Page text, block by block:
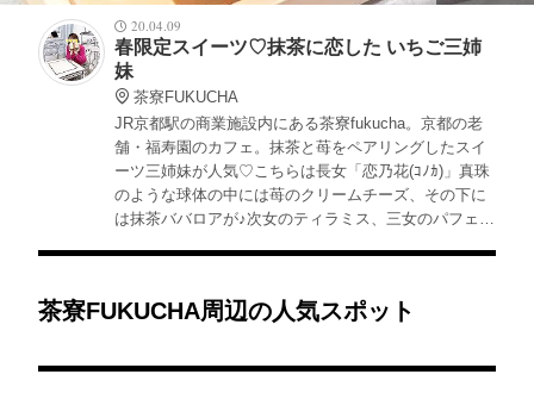
20.04.09
春限定スイーツ♡抹茶に恋した いちご三姉
妹
茶寮FUKUCHA
JR京都駅の商業施設内にある茶寮fukucha。京都の老
舗・福寿園のカフェ。抹茶と苺をペアリングしたスイ
ーツ三姉妹が人気♡こちらは長女「恋乃花(ｺﾉｶ)」真珠
のような球体の中には苺のクリームチーズ、その下に
は抹茶ババロアが♪次女のティラミス、三女のパフェと
茶寮FUKUCHA周辺の人気スポット